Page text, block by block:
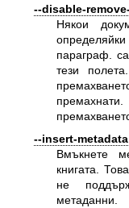
--disable-
Някои
параграф.
тези
--insert-metadata
Вмъкнете
книгата.
не
метаданни.